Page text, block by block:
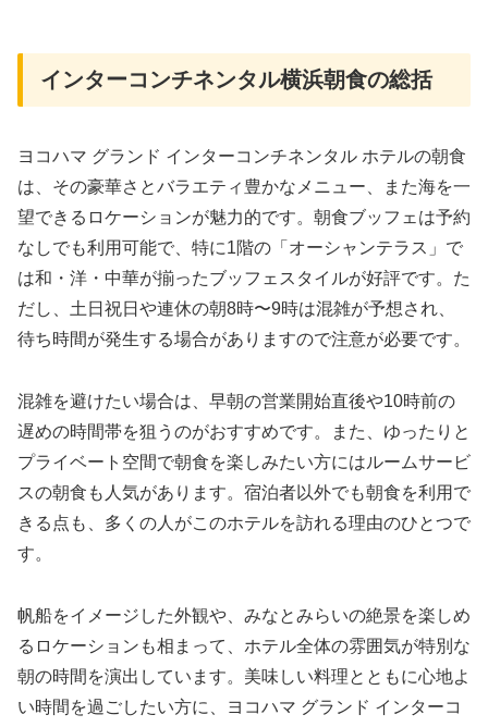
インターコンチネンタル横浜朝食の総括
ヨコハマ グランド インターコンチネンタル ホテルの朝食
は、その豪華さとバラエティ豊かなメニュー、また海を一
望できるロケーションが魅力的です。朝食ブッフェは予約
なしでも利用可能で、特に1階の「オーシャンテラス」で
は和・洋・中華が揃ったブッフェスタイルが好評です。た
だし、土日祝日や連休の朝8時〜9時は混雑が予想され、
待ち時間が発生する場合がありますので注意が必要です。
混雑を避けたい場合は、早朝の営業開始直後や10時前の
遅めの時間帯を狙うのがおすすめです。また、ゆったりと
プライベート空間で朝食を楽しみたい方にはルームサービ
スの朝食も人気があります。宿泊者以外でも朝食を利用で
きる点も、多くの人がこのホテルを訪れる理由のひとつで
す。
帆船をイメージした外観や、みなとみらいの絶景を楽しめ
るロケーションも相まって、ホテル全体の雰囲気が特別な
朝の時間を演出しています。美味しい料理とともに心地よ
い時間を過ごしたい方に、ヨコハマ グランド インターコ